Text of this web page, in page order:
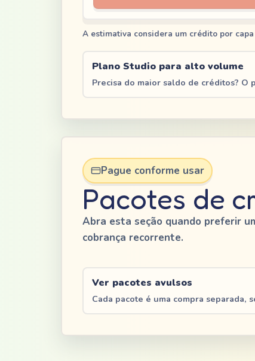
A estimativa considera um crédito por
Plano Studio para alto volume
Precisa do maior saldo de créditos?
Pague conforme usar
Pacotes de
Abra esta seção quando preferir
cobrança recorrente.
Ver pacotes avulsos
Cada pacote é uma compra separada,